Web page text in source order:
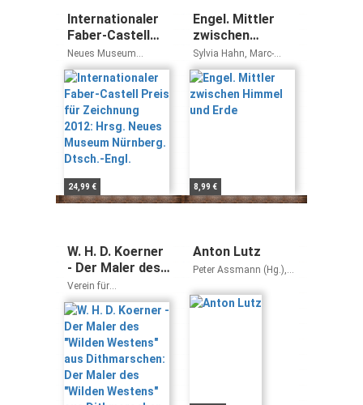
Internationaler
Faber-Castell
Preis für
Zeichnung 2012:
Hrsg. Neues
Museum
Nürnberg.
Dtsch.-Engl.
Neues Museum
Nürnberg (Hrsg.)
24,99 €
Engel. Mittler
zwischen
Himmel und Erde
Sylvia Hahn, Marc-
Aeilko Aris, Johann
Evangelist Hafner,
Matthias Kammel,
Othmar Keel, Carmen
8,99 €
W. H. D. Koerner
- Der Maler des
"Wilden
Westens" aus
Dithmarschen:
Der Maler des
"Wilden
Westens" aus
Dithmarschen
Verein für
Heimatgeschichte im
Kirchspiel Lunden e.V.
Gerd Stolz
Anton Lutz
Peter Assmann (Hg.),
Textbeiträgen von
Gerbert Frodl, Franz